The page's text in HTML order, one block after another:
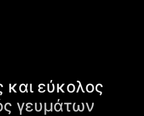
και εύκολος
γευμάτων